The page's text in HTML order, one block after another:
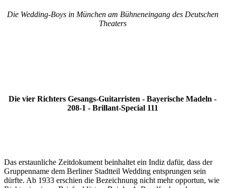
Die Wedding-Boys in München am Bühneneingang des Deutschen
Theaters
Die vier Richters Gesangs-Guitarristen - Bayerische Madeln -
208-1 - Brillant-Special 111
Das erstaunliche Zeitdokument beinhaltet ein Indiz dafür, dass der
Gruppenname dem Berliner Stadtteil Wedding entsprungen sein
dürfte. Ab 1933 erschien die Bezeichnung nicht mehr opportun, wie